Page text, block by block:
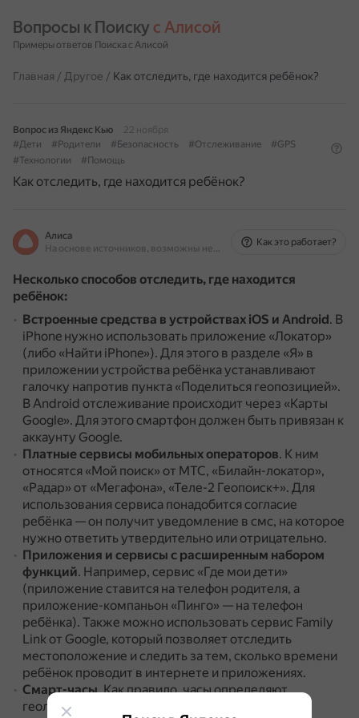
Вопросы к Поиску с Алисой
Примеры ответов Поиска с Алисой
Главная / Другое / Как отследить, где находится ребёнок?
Вопрос из Яндекс Кью
22 ноября
#Дети
#Родители #Безопасность #Отслеживание
#GPS
#Технологии
#Помощь
Как отследить, где находится ребёнок?
Алиса
На основе источников, возможны неточности
Как это работает?
Несколько способов отследить, где находится
ребёнок:
Встроенные средства в устройствах iOS и Android. В
iPhone нужно использовать приложение «Локатор»
(либо «Найти iPhone»). Для этого в разделе «Я» в
приложении устройства ребёнка устанавливают
галочку напротив пункта «Поделиться геопозицией».
В Android отслеживание происходит через «Карты
Google». Для этого смартфон должен быть привязан к
аккаунту Google.
Платные сервисы мобильных операторов. К ним
относятся «Мой поиск» от МТС, «Билайн-локатор»,
«Радар» от «Мегафона», «Теле-2 Геопоиск+». Для
использования сервиса понадобится согласие
ребёнка — он получит уведомление в смс, на которое
нужно ответить утвердительно или отрицательно.
Приложения и сервисы с расширенным набором
функций. Например, сервис «Где мои дети»
(приложение ставится на телефон родителя, а
приложение-компаньон «Пинго» — на телефон
ребёнка). Также можно использовать сервис Family
Link от Google, который позволяет отследить
местоположение и следить за тем, сколько времени
ребёнок проводит в интернете и приложениях.
Смарт-часы.Как правило, часы определяют
геолокацию по спутникам и базовым станциям,